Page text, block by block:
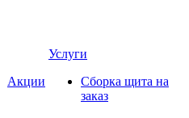
Акции
Услуги
Сборка щита на
заказ